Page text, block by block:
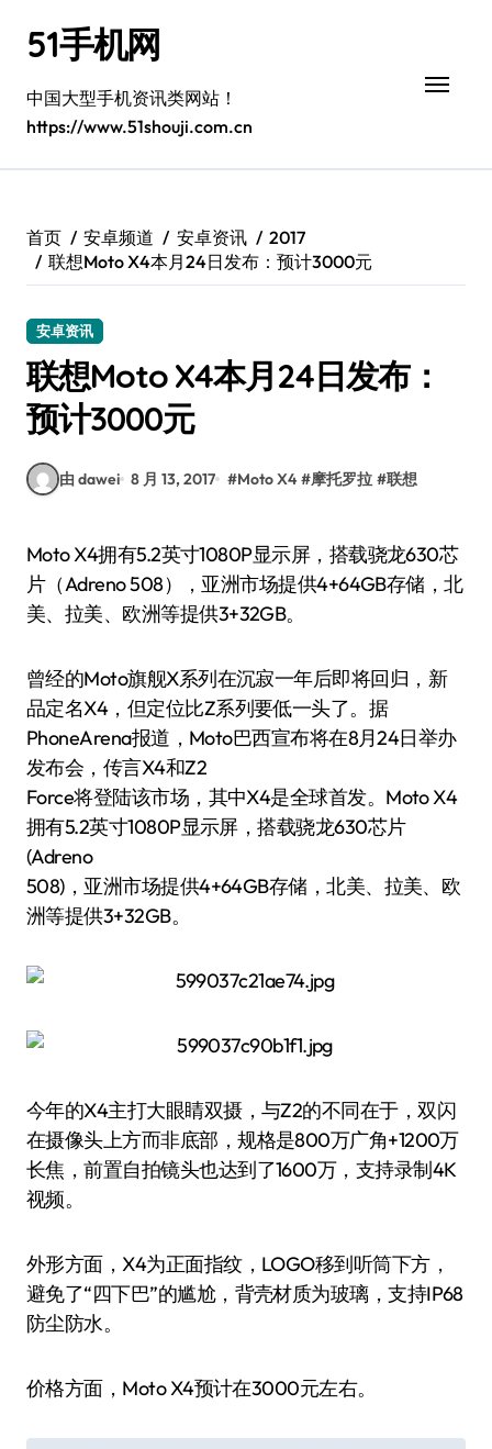
51手机网
中国大型手机资讯类网站！
https://www.51shouji.com.cn
首页 安卓频道 安卓资讯
2017
联想Moto X4本月24日发布：预计3000元
安卓资讯
联想Moto X4本月24日发布：
预计3000元
由 dawei 8 月 13, 2017 #Moto X4 #摩托罗拉 #联想
Moto X4拥有5.2英寸1080P显示屏，搭载骁龙630芯
片（Adreno 508），亚洲市场提供4+64GB存储，北
美、拉美、欧洲等提供3+32GB。
曾经的Moto旗舰X系列在沉寂一年后即将回归，新
品定名X4，但定位比Z系列要低一头了。据
PhoneArena报道，Moto巴西宣布将在8月24日举办
发布会，传言X4和Z2
Force将登陆该市场，其中X4是全球首发。Moto X4
拥有5.2英寸1080P显示屏，搭载骁龙630芯片
(Adreno
508)，亚洲市场提供4+64GB存储，北美、拉美、欧
洲等提供3+32GB。
今年的X4主打大眼睛双摄，与Z2的不同在于，双闪
在摄像头上方而非底部，规格是800万广角+1200万
长焦，前置自拍镜头也达到了1600万，支持录制4K
视频。
外形方面，X4为正面指纹，LOGO移到听筒下方，
避免了“四下巴”的尴尬，背壳材质为玻璃，支持IP68
防尘防水。
价格方面，Moto X4预计在3000元左右。